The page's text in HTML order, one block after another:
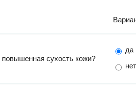
повышенная сухость кожи?
да
нет